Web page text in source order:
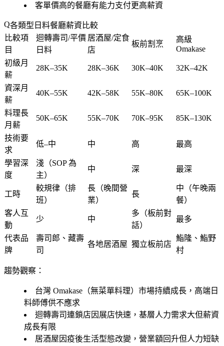
客單價高的餐廳有能力支付更高薪資
各類型日料餐廳薪資比較
比較項
目
迴轉壽司/平價
日料
居酒屋/定食
店
板前割烹
高級
Omakase
初級月
薪
28K–35K 28K–36K 30K–40K 32K–42K
資深月
薪
40K–55K 42K–58K 55K–80K 65K–100K
料理長
月薪
50K–65K 55K–70K 70K–95K 85K–130K
技術要
求
低–中 中 高 最高
學習深
度
淺（SOP 為
主）
中 深 最深
工時
較規律（排
班）
長（晚間營
業）
長
中（午晚兩
餐）
客人互
動
少 中
多（板前對
話）
最多
代表品
牌
壽司郎、藏壽
司
各地居酒屋 獨立板前店
鮨隆、鮨野
村
趨勢觀察：
台灣 Omakase（無菜單料理）市場持續成長，高端日
料師傅供不應求
迴轉壽司連鎖店因展店快速，基層人力需求大但薪資
成長有限
居酒屋因疫後生活型態改變，營業額回升但人力短缺